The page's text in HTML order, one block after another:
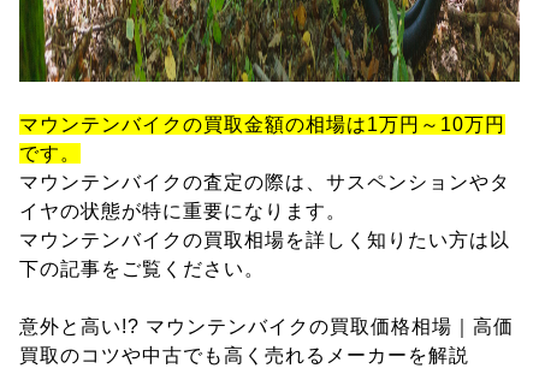
マウンテンバイクの買取金額の相場は1万円～10万円
です。
マウンテンバイクの査定の際は、サスペンションやタ
イヤの状態が特に重要になります。
マウンテンバイクの買取相場を詳しく知りたい方は以
下の記事をご覧ください。
意外と高い!? マウンテンバイクの買取価格相場｜高価
買取のコツや中古でも高く売れるメーカーを解説